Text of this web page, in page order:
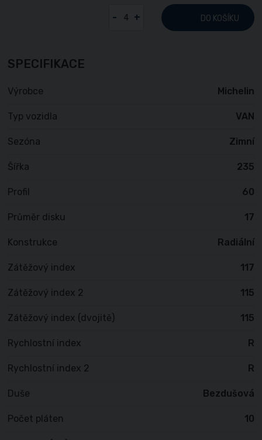
- + DO KOŠÍKU
SPECIFIKACE
Výrobce Michelin
Typ vozidla VAN
Sezóna Zimní
Šířka 235
Profil 60
Průměr disku 17
Konstrukce Radiální
Zátěžový index 117
Zátěžový index 2 115
Zátěžový index (dvojitě) 115
Rychlostní index R
Rychlostní index 2 R
Duše Bezdušová
Počet pláten 10